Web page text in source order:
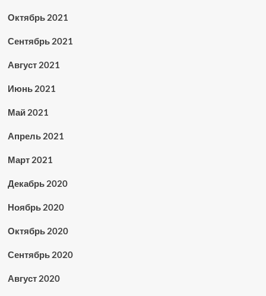
Октябрь 2021
Сентябрь 2021
Август 2021
Июнь 2021
Май 2021
Апрель 2021
Март 2021
Декабрь 2020
Ноябрь 2020
Октябрь 2020
Сентябрь 2020
Август 2020